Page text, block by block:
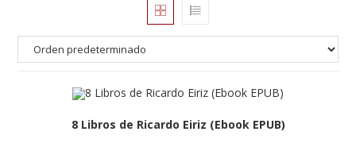
8 Libros de Ricardo Eiriz (Ebook EPUB)